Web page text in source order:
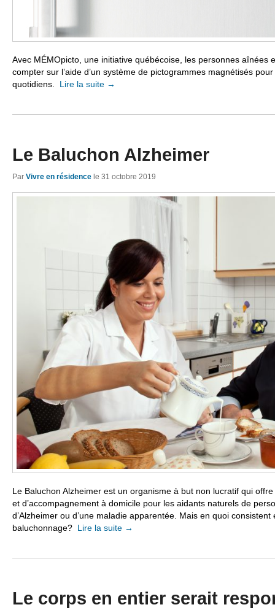
Avec MÉMOpicto, une initiative québécoise, les personnes aînées
compter sur l’aide d’un système de pictogrammes magnétisés
quotidiens. Lire la suite →
Le Baluchon Alzheimer
Par Vivre en résidence le 31 octobre 2019
Le Baluchon Alzheimer est un organisme à but non lucratif qui
et d’accompagnement à domicile pour les aidants naturels de
d’Alzheimer ou d’une maladie apparentée. Mais en quoi
baluchonnage? Lire la suite →
Le corps en entier serait